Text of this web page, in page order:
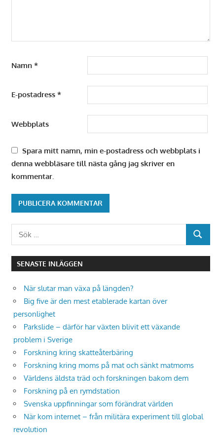
Namn *
E-postadress *
Webbplats
Spara mitt namn, min e-postadress och webbplats i
denna webbläsare till nästa gång jag skriver en
kommentar.
Alternative:
SÖK
SENASTE INLÄGGEN
När slutar man växa på längden?
Big five är den mest etablerade kartan över
personlighet
Parkslide – därför har växten blivit ett växande
problem i Sverige
Forskning kring skatteåterbäring
Forskning kring moms på mat och sänkt matmoms
Världens äldsta träd och forskningen bakom dem
Forskning på en rymdstation
Svenska uppfinningar som förändrat världen
När kom internet – från militära experiment till global
revolution